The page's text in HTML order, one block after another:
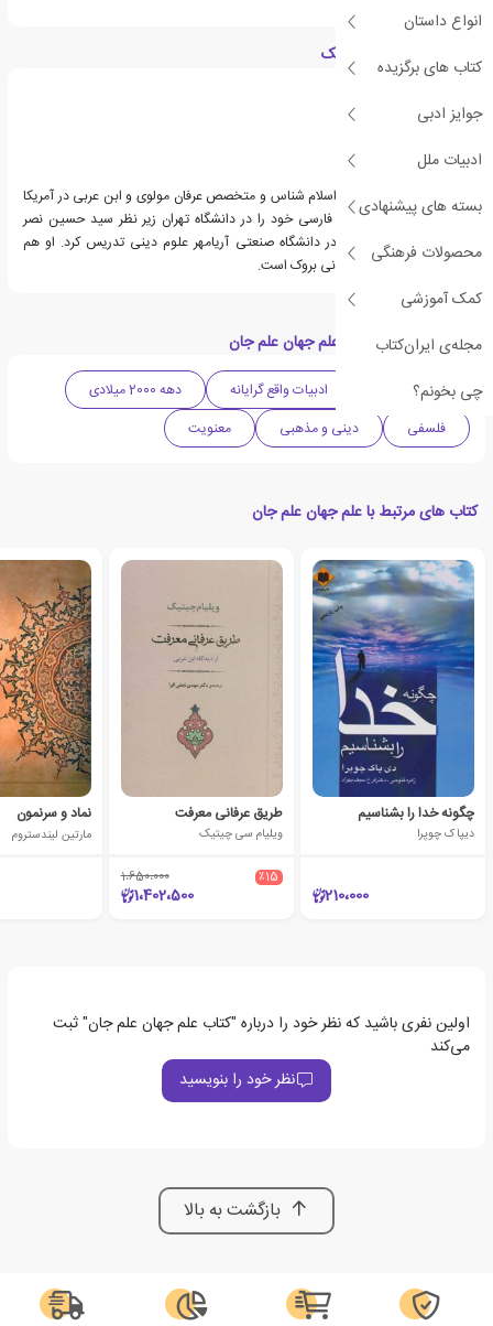
انواع داستان
کتاب های برگزیده
جوایز ادبی
ادبیات ملل
بسته های پیشنهادی
محصولات فرهنگی
کمک آموزشی
مجله‌ی ایران‌کتاب
چی بخونم؟
درباره ویلیام سی چیتیک
ویلیام چیتیک فیلسوف، اسلام شناس و متخصص عرفان مولوی و ابن عربی در آمریکا
است. وی دکترای ادبیات فارسی خود را در دانشگاه تهران زیر نظر سید حسین نصر
دریافت نموده، و سپس در دانشگاه صنعتی آریامهر علوم دینی تدریس کرد. او هم
اکنون استاد دانشگاه استونی بروک است.
دسته بندی های کتاب علم جهان علم جان
ادبیات آمریکا ادبیات واقع گرایانه
دهه 2000 میلادی
فلسفی
دینی و مذهبی معنویت
کتاب های مرتبط با علم جهان علم جان
چگونه خدا را بشناسیم
دیپاک چوپرا
210،000
طریق عرفانی معرفت
ویلیام سی چیتیک
٪15 1،650،000
1،402،500
نماد و سرنمون
مارتین لیندستروم
اولین نفری باشید که نظر خود را درباره "کتاب علم جهان علم جان" ثبت
می‌کند
نظر خود را بنویسید
بازگشت به بالا